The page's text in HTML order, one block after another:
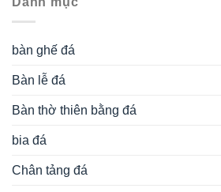
bàn ghế đá
Bàn lễ đá
Bàn thờ thiên bằng đá
bia đá
Chân tảng đá